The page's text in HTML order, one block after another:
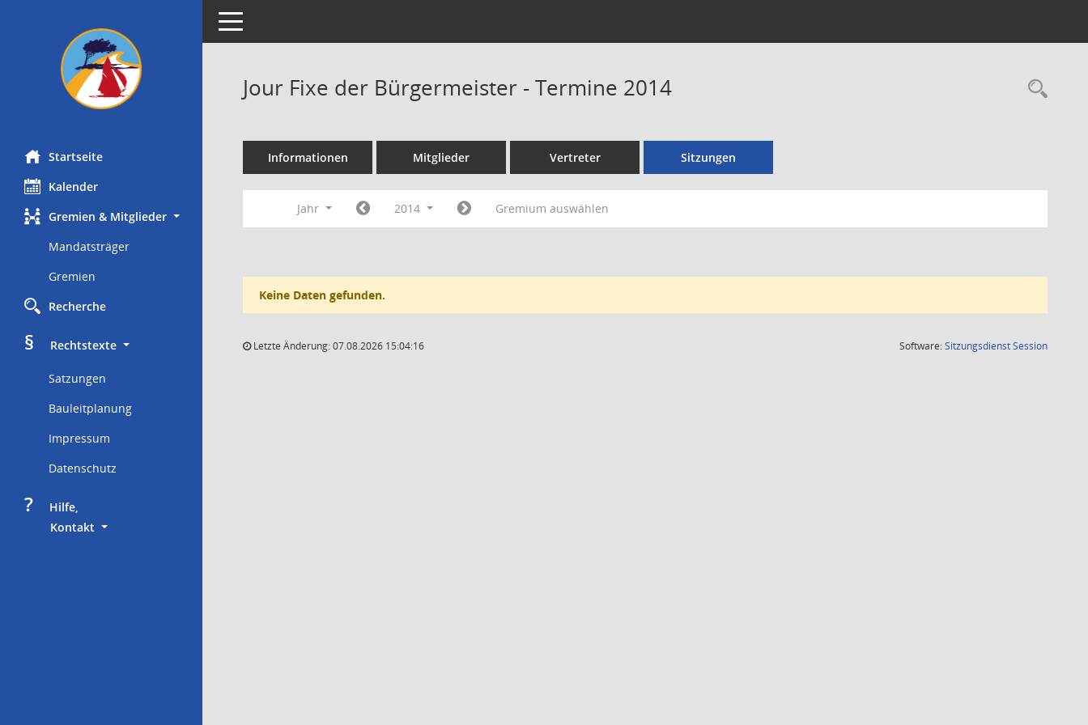
Startseite
Kalender
Gremien & Mitglieder
Mandatsträger
Gremien
Recherche
§
     Rechtstexte
Satzungen
Bauleitplanung
Impressum
Datenschutz
?
     Hilfe,
Kontakt
Toggle navigation
Jour Fixe der Bürgermeister - Termine 2014
Informationen Mitglieder Vertreter Sitzungen
Jahr 2014 Gremium auswählen
Keine Daten gefunden.
Letzte Änderung: 07.08.2026 15:04:16 Software:SitzungsdienstSession(Wird in